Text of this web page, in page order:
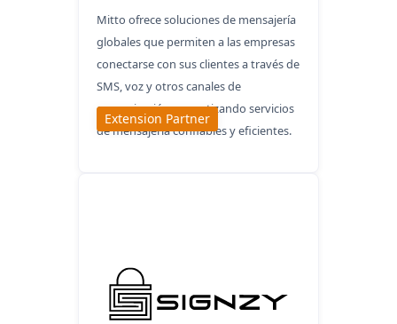
Mitto ofrece soluciones de mensajería
globales que permiten a las empresas
conectarse con sus clientes a través de
SMS, voz y otros canales de
comunicación, garantizando servicios
de mensajería confiables y eficientes.
Extension Partner